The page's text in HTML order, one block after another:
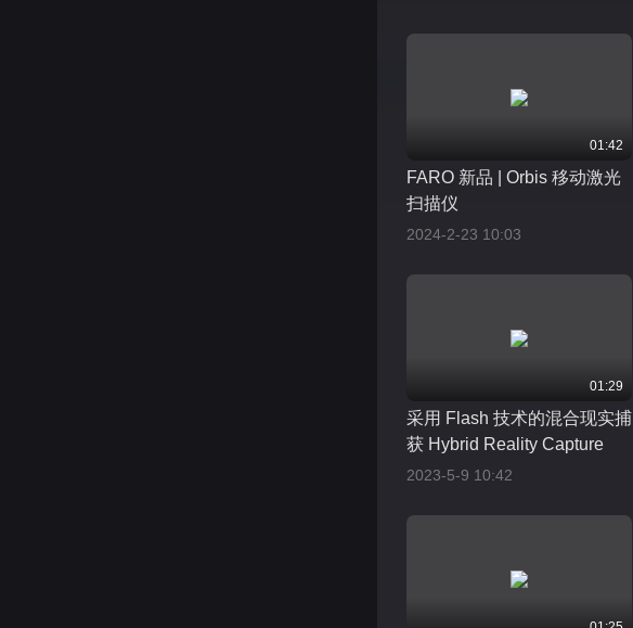
01:42
FARO 新品 | Orbis 移动激光
扫描仪
2024-2-23 10:03
01:29
采用 Flash 技术的混合现实捕
获 Hybrid Reality Capture
2023-5-9 10:42